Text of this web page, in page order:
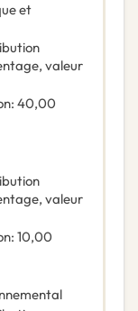
et
valeur
: 40,00
valeur
: 10,00